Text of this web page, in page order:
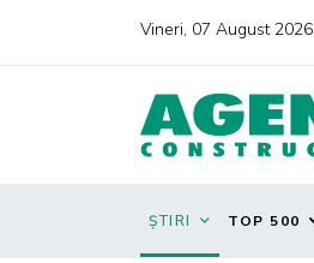
Vineri, 07 August 2026
ȘTIRI TOP 500